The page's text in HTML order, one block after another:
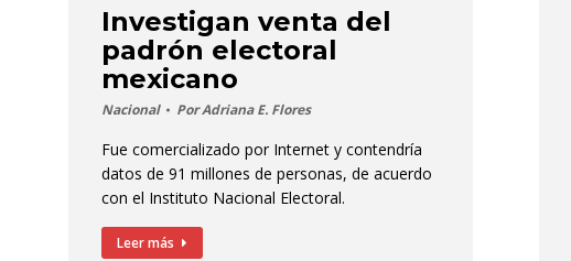
Investigan venta del
padrón electoral
mexicano
Nacional PorAdriana E. Flores
Fue comercializado por Internet y contendría
datos de 91 millones de personas, de acuerdo
con el Instituto Nacional Electoral.
Leer más